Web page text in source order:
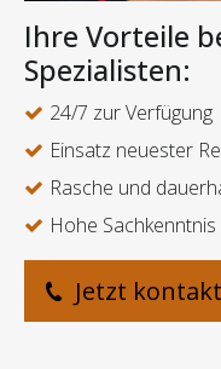
Ihre Vorteile
Spezialisten:
24/7 zur Verfügung
Einsatz neuester
Rasche und
Hohe
Jetzt